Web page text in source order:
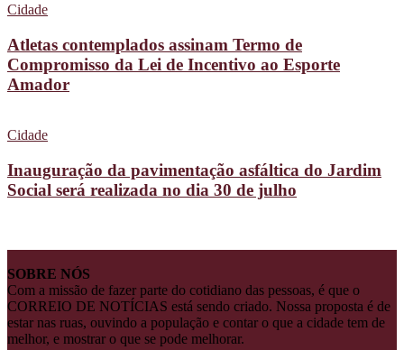
Cidade
Atletas contemplados assinam Termo de
Compromisso da Lei de Incentivo ao Esporte
Amador
Cidade
Inauguração da pavimentação asfáltica do Jardim
Social será realizada no dia 30 de julho
SOBRE NÓS
Com a missão de fazer parte do cotidiano das pessoas, é que o
CORREIO DE NOTÍCIAS está sendo criado. Nossa proposta é de
estar nas ruas, ouvindo a população e contar o que a cidade tem de
melhor, e mostrar o que se pode melhorar.